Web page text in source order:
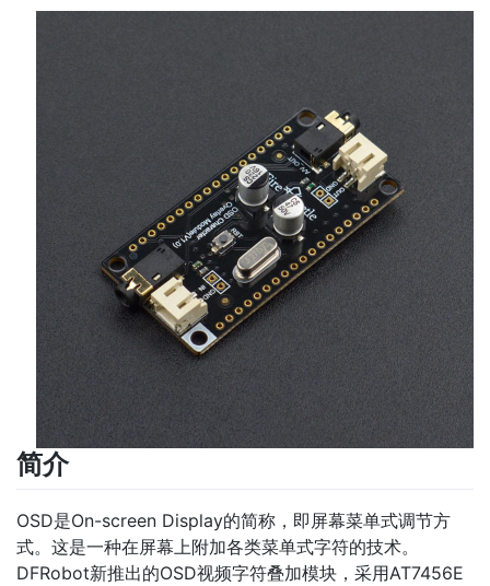
简介
OSD是On-screen Display的简称，即屏幕菜单式调节方
式。这是一种在屏幕上附加各类菜单式字符的技术。
DFRobot新推出的OSD视频字符叠加模块，采用AT7456E